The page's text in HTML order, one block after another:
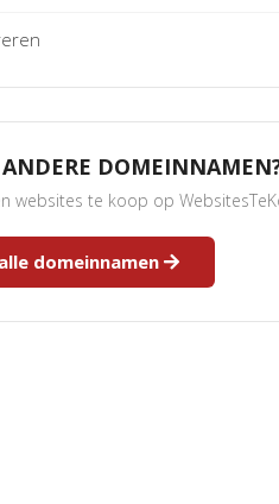
websites te koop op
domeinnamen